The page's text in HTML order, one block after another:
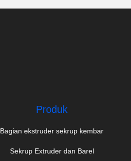
Produk
Bagian ekstruder sekrup kembar
Sekrup Extruder dan Barel